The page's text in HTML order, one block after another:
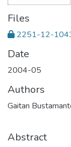
Files
2251-12-
Date
2004-05
Authors
Gaitan
Abstract